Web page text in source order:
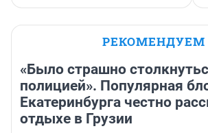
РЕКОМЕНДУЕМ
«Было страшно
полицией». Популярная
Екатеринбурга честно
отдыхе в Грузии